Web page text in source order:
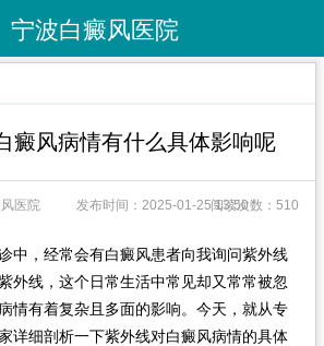
宁波白癜风医院
癜风病情有什么具体影响呢
医院 发布时间：2025-01-25 13:50阅读次数：510
，经常会有白癜风患者向我询问紫外线
外线，这个日常生活中常见却又常常被忽
情有着复杂且多面的影响。今天，就从专
详细剖析一下紫外线对白癜风病情的具体